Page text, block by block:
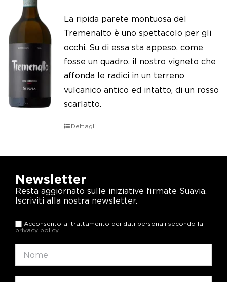
La ripida parete montuosa del
Tremenalto è uno spettacolo per gli
occhi. Su di essa sta appeso, come
fosse un quadro, il nostro vigneto che
affonda le radici in un terreno
vulcanico antico ed intatto, di un rosso
scarlatto.
Dettagli
Newsletter
Resta aggiornato sulle iniziative firmate Suavia.
Iscriviti alla nostra newsletter.
Acconsento al trattamento dei dati personali secondo la
privacy policy.